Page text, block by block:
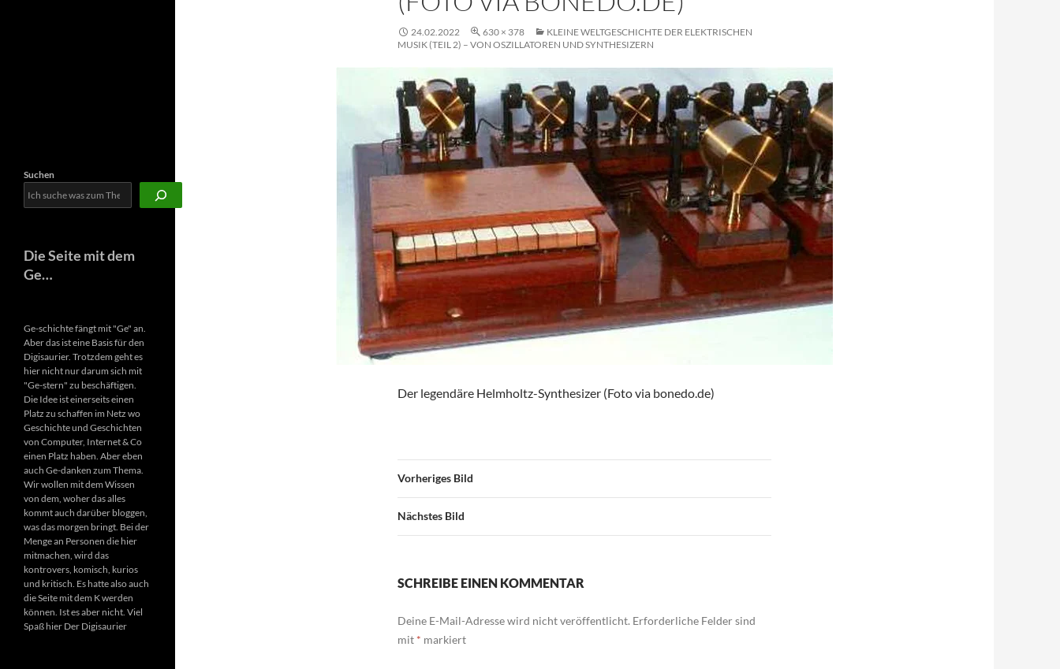
24.02.2022 630 × 378
KLEINE WELTGESCHICHTE DER ELEKTRISCHEN
MUSIK (TEIL 2) – VON OSZILLATOREN UND SYNTHESIZERN
Der legendäre Helmholtz-Synthesizer (Foto via bonedo.de)
Vorheriges Bild
Nächstes Bild
SCHREIBE EINEN KOMMENTAR
Deine E-Mail-Adresse wird nicht veröffentlicht. Erforderliche Felder sind
mit * markiert
Suchen
Die Seite mit dem
Ge…
Ge-schichte fängt mit "Ge" an.
Aber das ist eine Basis für den
Digisaurier. Trotzdem geht es
hier nicht nur darum sich mit
"Ge-stern" zu beschäftigen.
Die Idee ist einerseits einen
Platz zu schaffen im Netz wo
Geschichte und Geschichten
von Computer, Internet & Co
einen Platz haben. Aber eben
auch Ge-danken zum Thema.
Wir wollen mit dem Wissen
von dem, woher das alles
kommt auch darüber bloggen,
was das morgen bringt. Bei der
Menge an Personen die hier
mitmachen, wird das
kontrovers, komisch, kurios
und kritisch. Es hatte also auch
die Seite mit dem K werden
können. Ist es aber nicht. Viel
Spaß hier Der Digisaurier